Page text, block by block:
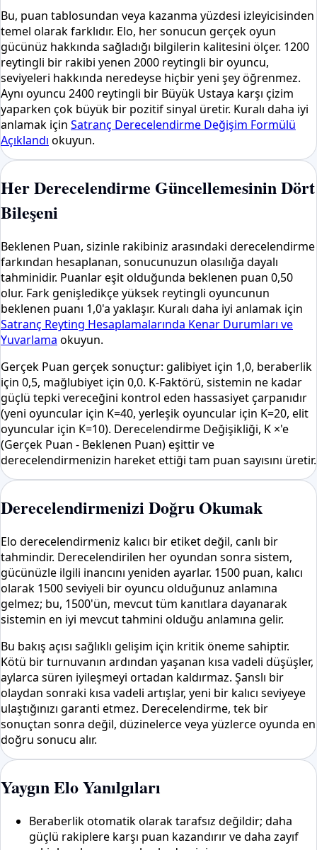
Bu, puan tablosundan veya kazanma yüzdesi izleyicisinden
temel olarak farklıdır. Elo, her sonucun gerçek oyun
gücünüz hakkında sağladığı bilgilerin kalitesini ölçer. 1200
reytingli bir rakibi yenen 2000 reytingli bir oyuncu,
seviyeleri hakkında neredeyse hiçbir yeni şey öğrenmez.
Aynı oyuncu 2400 reytingli bir Büyük Ustaya karşı çizim
yaparken çok büyük bir pozitif sinyal üretir. Kuralı daha iyi
anlamak için Satranç Derecelendirme Değişim Formülü
Açıklandı okuyun.
Her Derecelendirme Güncellemesinin Dört
Bileşeni
Beklenen Puan, sizinle rakibiniz arasındaki derecelendirme
farkından hesaplanan, sonucunuzun olasılığa dayalı
tahminidir. Puanlar eşit olduğunda beklenen puan 0,50
olur. Fark genişledikçe yüksek reytingli oyuncunun
beklenen puanı 1,0'a yaklaşır. Kuralı daha iyi anlamak için
Satranç Reyting Hesaplamalarında Kenar Durumları ve
Yuvarlama okuyun.
Gerçek Puan gerçek sonuçtur: galibiyet için 1,0, beraberlik
için 0,5, mağlubiyet için 0,0. K-Faktörü, sistemin ne kadar
güçlü tepki vereceğini kontrol eden hassasiyet çarpanıdır
(yeni oyuncular için K=40, yerleşik oyuncular için K=20, elit
oyuncular için K=10). Derecelendirme Değişikliği, K ×'e
(Gerçek Puan - Beklenen Puan) eşittir ve
derecelendirmenizin hareket ettiği tam puan sayısını üretir.
Derecelendirmenizi Doğru Okumak
Elo derecelendirmeniz kalıcı bir etiket değil, canlı bir
tahmindir. Derecelendirilen her oyundan sonra sistem,
gücünüzle ilgili inancını yeniden ayarlar. 1500 puan, kalıcı
olarak 1500 seviyeli bir oyuncu olduğunuz anlamına
gelmez; bu, 1500'ün, mevcut tüm kanıtlara dayanarak
sistemin en iyi mevcut tahmini olduğu anlamına gelir.
Bu bakış açısı sağlıklı gelişim için kritik öneme sahiptir.
Kötü bir turnuvanın ardından yaşanan kısa vadeli düşüşler,
aylarca süren iyileşmeyi ortadan kaldırmaz. Şanslı bir
olaydan sonraki kısa vadeli artışlar, yeni bir kalıcı seviyeye
ulaştığınızı garanti etmez. Derecelendirme, tek bir
sonuçtan sonra değil, düzinelerce veya yüzlerce oyunda en
doğru sonucu alır.
Yaygın Elo Yanılgıları
Beraberlik otomatik olarak tarafsız değildir; daha
güçlü rakiplere karşı puan kazandırır ve daha zayıf